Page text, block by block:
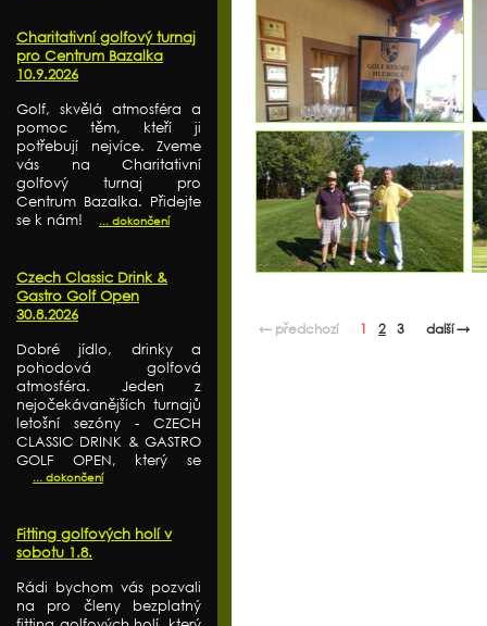
Charitativní golfový turnaj
pro Centrum Bazalka
10.9.2026
Golf, skvělá atmosféra a
pomoc těm, kteří ji
potřebují nejvíce. Zveme
vás na Charitativní
golfový turnaj pro
Centrum Bazalka. Přidejte
se k nám!
... dokončení
Czech Classic Drink &
Gastro Golf Open
30.8.2026
Dobré jídlo, drinky a
pohodová golfová
atmosféra. Jeden z
nejočekávanějších turnajů
letošní sezóny - CZECH
CLASSIC DRINK & GASTRO
GOLF OPEN, který se
... dokončení
Fitting golfových holí v
sobotu 1.8.
Rádi bychom vás pozvali
na pro členy bezplatný
← předchozí 1 2 3 další →